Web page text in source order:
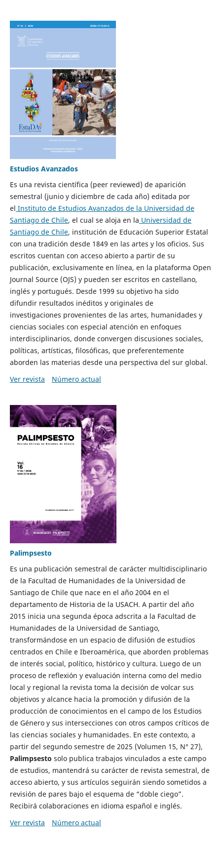
Estudios Avanzados
Es una revista científica (peer reviewed) de aparición
semestral (junio y diciembre de cada año) editada por
el Instituto de Estudios Avanzados de la Universidad de
Santiago de Chile, el cual se aloja en la Universidad de
Santiago de Chile, institución de Educación Superior Estatal
con una tradición desde 1849 en las artes y los oficios. Sus
escritos cuentan con acceso abierto a partir de su
publicación, exclusivamente en línea, en la plataforma Open
Journal Source (OJS) y pueden ser escritos en castellano,
inglés y portugués. Desde 1999 su objetivo ha sido
difundir resultados inéditos y originales de
investigaciones provenientes de las artes, humanidades y
ciencias sociales con especial atención en enfoques
interdisciplinarios, donde convergen discusiones sociales,
políticas, artísticas, filosóficas, que preferentemente
aborden las materias desde una perspectiva del sur global.
Ver revista
Número actual
Palimpsesto
Es una publicación semestral de carácter multidisciplinario
de la Facultad de Humanidades de la Universidad de
Santiago de Chile que nace en el año 2004 en el
departamento de Historia de la USACH. A partir del año
2015 inicia una segunda época adscrita a la Facultad de
Humanidades de la Universidad de Santiago,
transformándose en un espacio de difusión de estudios
centrados en Chile e Iberoamérica, que aborden problemas
de interés social, político, histórico y cultura. Luego de un
proceso de reflexión y evaluación interna como del medio
local y regional la revista toma la decisión de volcar sus
objetivos y alcance hacia la promoción y difusión de la
producción de conocimientos en el campo de los Estudios
de Género y sus intersecciones con otros campos críticos de
las ciencias sociales y humanidades. En este contexto, a
partir del segundo semestre de 2025 (Volumen 15, N° 27),
Palimpsesto solo publica trabajos vinculados a este campo
de estudios, mantendrá su carácter de revista semestral, de
acceso abierto, y sus artículos seguirán siendo sometidos a
revisión de pares bajo el esquema de “doble ciego”.
Recibirá colaboraciones en idioma español e inglés.
Ver revista
Número actual